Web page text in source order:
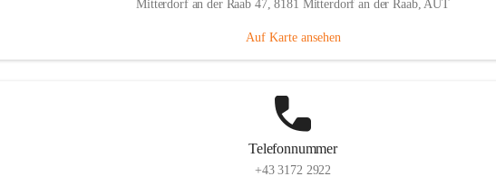
Mitterdorf an der Raab 47, 8181 Mitterdorf an der Raab, AUT
Auf Karte ansehen
Telefonnummer
+43 3172 2922